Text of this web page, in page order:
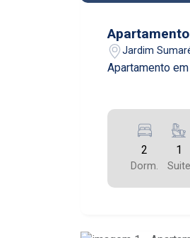
Jardim
Apartamento
2
Dorm.
1
Suite